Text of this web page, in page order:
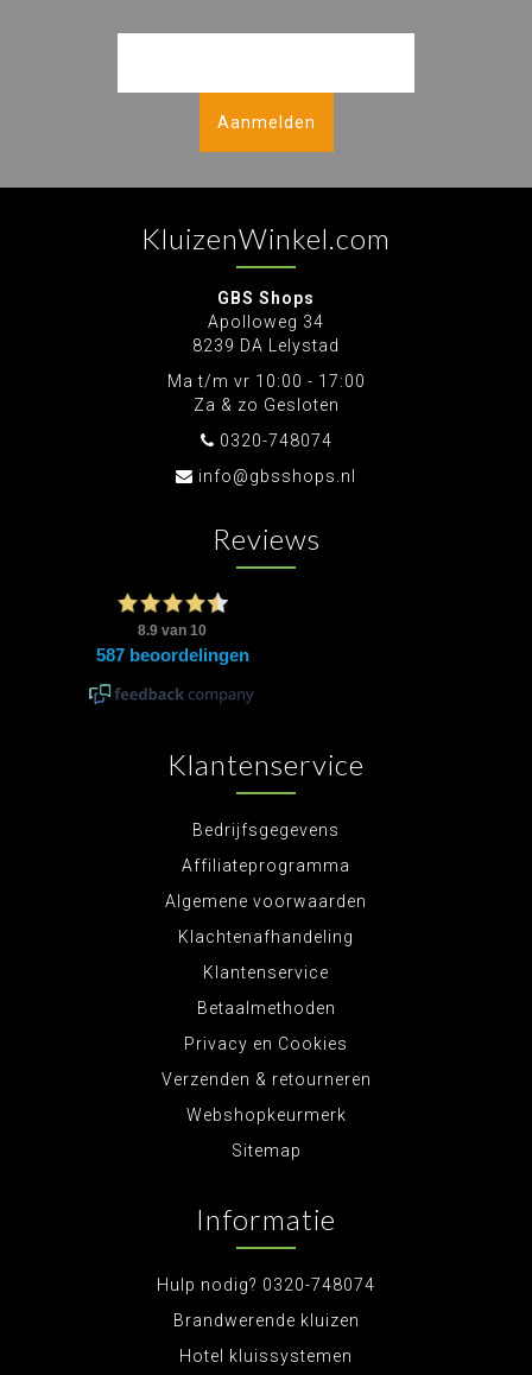
Aanmelden
KluizenWinkel.com
GBS Shops
Apolloweg 34
8239 DA Lelystad
Ma t/m vr 10:00 - 17:00
Za & zo Gesloten
0320-748074
info@gbsshops.nl
Reviews
Klantenservice
Bedrijfsgegevens
Affiliateprogramma
Algemene voorwaarden
Klachtenafhandeling
Klantenservice
Betaalmethoden
Privacy en Cookies
Verzenden & retourneren
Webshopkeurmerk
Sitemap
Informatie
Hulp nodig? 0320-748074
Brandwerende kluizen
Hotel kluissystemen